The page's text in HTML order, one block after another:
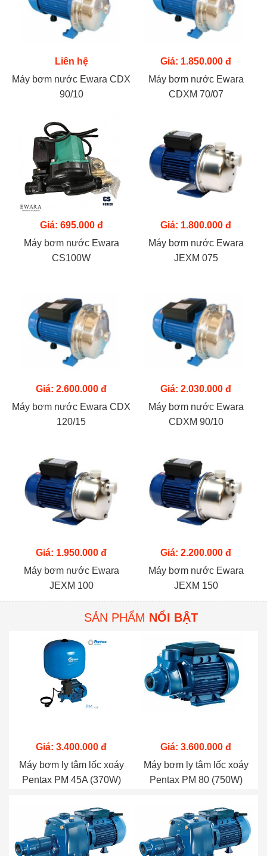
Liên hệ
Máy bơm nước Ewara CDX
90/10
Giá: 1.850.000 đ
Máy bơm nước Ewara
CDXM 70/07
Giá: 695.000 đ
Máy bơm nước Ewara
CS100W
Giá: 1.800.000 đ
Máy bơm nước Ewara
JEXM 075
Giá: 2.600.000 đ
Máy bơm nước Ewara CDX
120/15
Giá: 2.030.000 đ
Máy bơm nước Ewara
CDXM 90/10
Giá: 1.950.000 đ
Máy bơm nước Ewara
JEXM 100
Giá: 2.200.000 đ
Máy bơm nước Ewara
JEXM 150
SẢN PHẨM NỔI BẬT
Giá: 3.400.000 đ
Máy bơm ly tâm lốc xoáy
Pentax PM 45A (370W)
Giá: 3.600.000 đ
Máy bơm ly tâm lốc xoáy
Pentax PM 80 (750W)